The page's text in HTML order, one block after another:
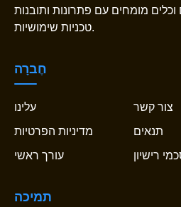
מומחים עם פתרונות ותובנות
טכניות שימושיות.
חֶברָה
עלינו
צור קשר
מדיניות הפרטיות
תנאים
עורך ראשי
רישיון
תמיכה